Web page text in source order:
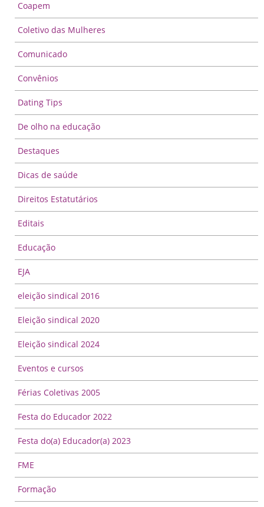
Coapem
Coletivo das Mulheres
Comunicado
Convênios
Dating Tips
De olho na educação
Destaques
Dicas de saúde
Direitos Estatutários
Editais
Educação
EJA
eleição sindical 2016
Eleição sindical 2020
Eleição sindical 2024
Eventos e cursos
Férias Coletivas 2005
Festa do Educador 2022
Festa do(a) Educador(a) 2023
FME
Formação